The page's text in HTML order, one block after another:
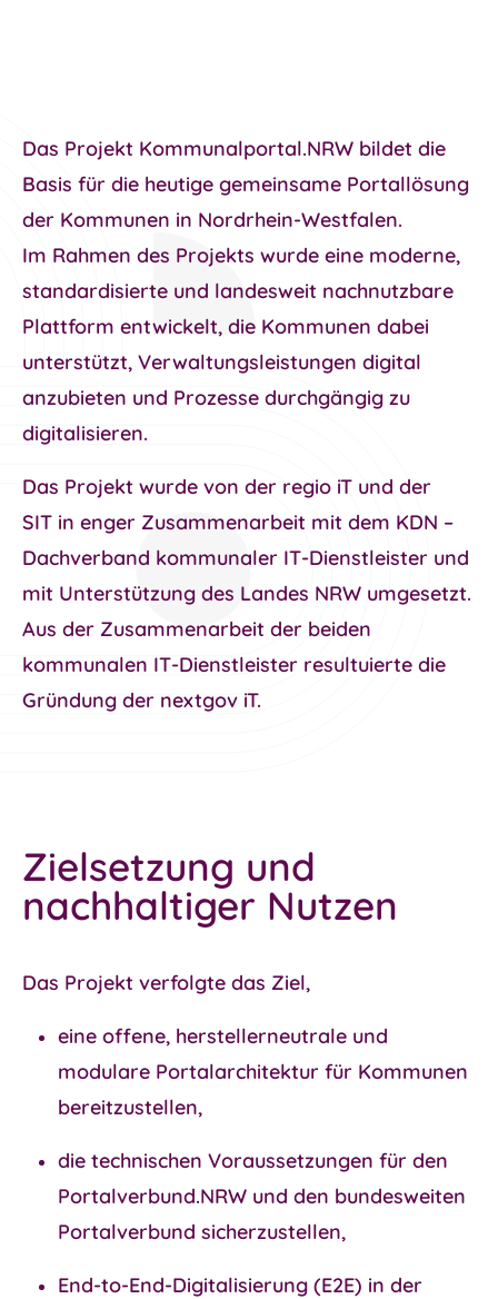
Das Projekt Kommunalportal.NRW bildet die
Basis für die heutige gemeinsame Portallösung
der Kommunen in Nordrhein-Westfalen.
Im Rahmen des Projekts wurde eine moderne,
standardisierte und landesweit nachnutzbare
Plattform entwickelt, die Kommunen dabei
unterstützt, Verwaltungsleistungen digital
anzubieten und Prozesse durchgängig zu
digitalisieren.
Das Projekt wurde von der regio iT und der
SIT in enger Zusammenarbeit mit dem KDN –
Dachverband kommunaler IT-Dienstleister und
mit Unterstützung des Landes NRW umgesetzt.
Aus der Zusammenarbeit der beiden
kommunalen IT-Dienstleister resultuierte die
Gründung der nextgov iT.
Zielsetzung und
nachhaltiger Nutzen
Das Projekt verfolgte das Ziel,
eine offene, herstellerneutrale und
modulare Portalarchitektur für Kommunen
bereitzustellen,
die technischen Voraussetzungen für den
Portalverbund.NRW und den bundesweiten
Portalverbund sicherzustellen,
End-to-End-Digitalisierung (E2E) in der